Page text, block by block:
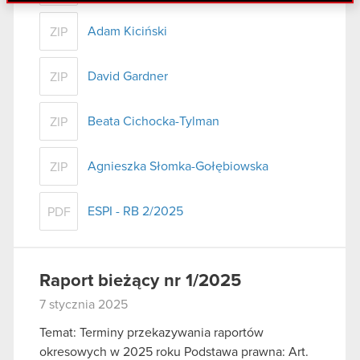
danymi otrzymanymi od Ciebie lub uzyskanymi
podczas korzystania z ich usług. Kontynuując
używanie plików cookie.
ZIP Adam Kiciński
ZIP David Gardner
ZIP Beata Cichocka-Tylman
ZIP Agnieszka Słomka-Gołębiowska
PDF ESPI - RB 2/2025
Raport bieżący nr 1/2025
7 stycznia 2025
Temat: Terminy przekazywania raportów
okresowych w 2025 roku Podstawa prawna: Art.